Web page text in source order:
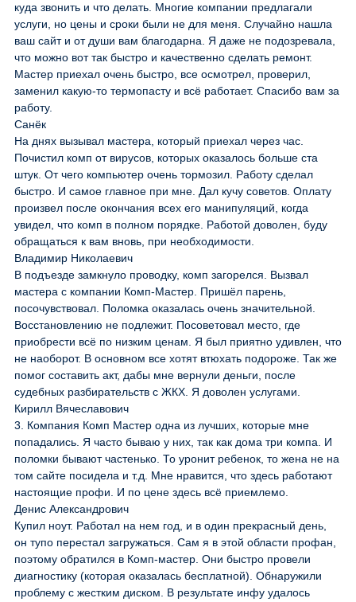
куда звонить и что делать. Многие компании предлагали
услуги, но цены и сроки были не для меня. Случайно нашла
ваш сайт и от души вам благодарна. Я даже не подозревала,
что можно вот так быстро и качественно сделать ремонт.
Мастер приехал очень быстро, все осмотрел, проверил,
заменил какую-то термопасту и всё работает. Спасибо вам за
работу.
Санёк
На днях вызывал мастера, который приехал через час.
Почистил комп от вирусов, которых оказалось больше ста
штук. От чего компьютер очень тормозил. Работу сделал
быстро. И самое главное при мне. Дал кучу советов. Оплату
произвел после окончания всех его манипуляций, когда
увидел, что комп в полном порядке. Работой доволен, буду
обращаться к вам вновь, при необходимости.
Владимир Николаевич
В подъезде замкнуло проводку, комп загорелся. Вызвал
мастера с компании Комп-Мастер. Пришёл парень,
посочувствовал. Поломка оказалась очень значительной.
Восстановлению не подлежит. Посоветовал место, где
приобрести всё по низким ценам. Я был приятно удивлен, что
не наоборот. В основном все хотят втюхать подороже. Так же
помог составить акт, дабы мне вернули деньги, после
судебных разбирательств с ЖКХ. Я доволен услугами.
Кирилл Вячеславович
3. Компания Комп Мастер одна из лучших, которые мне
попадались. Я часто бываю у них, так как дома три компа. И
поломки бывают частенько. То уронит ребенок, то жена не на
том сайте посидела и т.д. Мне нравится, что здесь работают
настоящие профи. И по цене здесь всё приемлемо.
Денис Александрович
Купил ноут. Работал на нем год, и в один прекрасный день,
он тупо перестал загружаться. Сам я в этой области профан,
поэтому обратился в Комп-мастер. Они быстро провели
диагностику (которая оказалась бесплатной). Обнаружили
проблему с жестким диском. В результате инфу удалось